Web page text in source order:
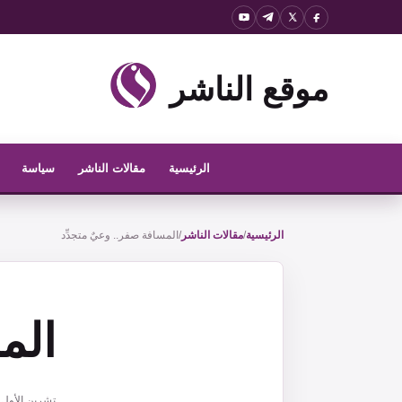
موقع الناشر
الرئيسية مقالات الناشر سياسة
الرئيسية/مقالات الناشر/ المسافة صفر.. وعيٌ متجدِّد